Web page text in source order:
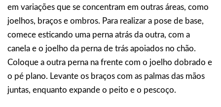
em variações que se concentram em outras áreas, como
joelhos, braços e ombros. Para realizar a pose de base,
comece esticando uma perna atrás da outra, com a
canela e o joelho da perna de trás apoiados no chão.
Coloque a outra perna na frente com o joelho dobrado e
o pé plano. Levante os braços com as palmas das mãos
juntas, enquanto expande o peito e o pescoço.